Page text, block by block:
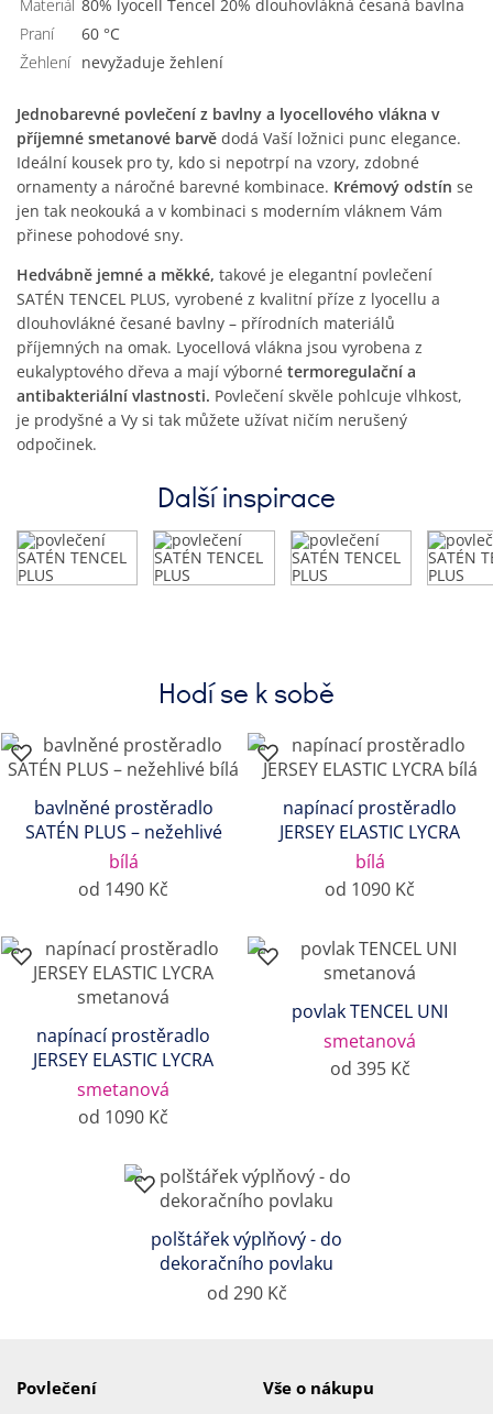
Materiál
80% lyocell Tencel 20% dlouhovlákná česaná bavlna
Praní
60 °C
Žehlení
Nevyžaduje žehlení
Jednobarevné povlečení z bavlny a lyocellového vlákna v
příjemné smetanové barvě dodá Vaší ložnici punc elegance.
Ideální kousek pro ty, kdo si nepotrpí na vzory, zdobné
ornamenty a náročné barevné kombinace. Krémový odstín se
jen tak neokouká a v kombinaci s moderním vláknem Vám
přinese pohodové sny.
Hedvábně jemné a měkké, takové je elegantní povlečení
SATÉN TENCEL PLUS, vyrobené z kvalitní příze z lyocellu a
dlouhovlákné česané bavlny – přírodních materiálů
příjemných na omak. Lyocellová vlákna jsou vyrobena z
eukalyptového dřeva a mají výborné termoregulační a
antibakteriální vlastnosti. Povlečení skvěle pohlcuje vlhkost,
je prodyšné a Vy si tak můžete užívat ničím nerušený
odpočinek.
Další inspirace
Hodí se k sobě
bavlněné prostěradlo
SATÉN PLUS – nežehlivé
bílá
od 1490 Kč
napínací prostěradlo
JERSEY ELASTIC LYCRA
bílá
od 1090 Kč
napínací prostěradlo
JERSEY ELASTIC LYCRA
smetanová
od 1090 Kč
povlak TENCEL UNI
smetanová
od 395 Kč
polštářek výplňový - do
dekoračního povlaku
od 290 Kč
Povlečení Vše o nákupu